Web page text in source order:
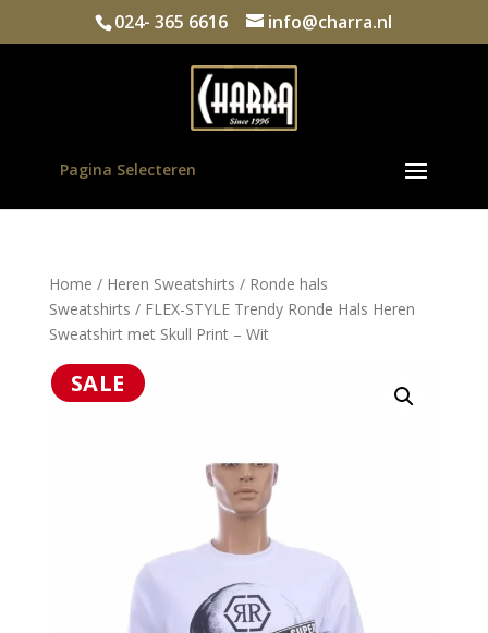
024- 365 6616 info@charra.nl
Pagina Selecteren
Home / Heren Sweatshirts / Ronde hals
Sweatshirts / FLEX-STYLE Trendy Ronde Hals Heren
Sweatshirt met Skull Print – Wit
SALE